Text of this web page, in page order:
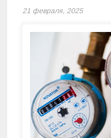
21 февраля, 2025